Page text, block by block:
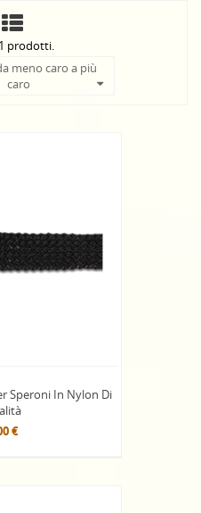
prodotti.
meno caro a più
caro
Speroni In Nylon Di
€